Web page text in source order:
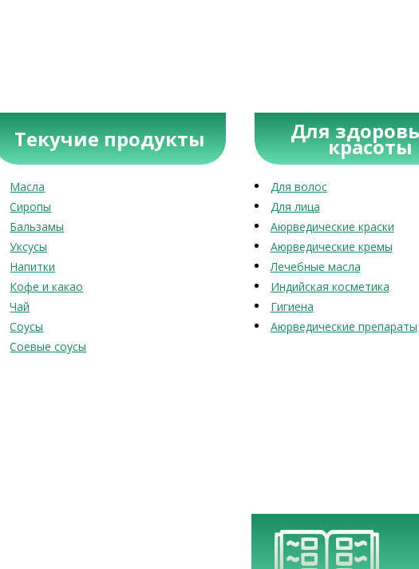
Текучие продукты
Масла
Сиропы
Бальзамы
Уксусы
Напитки
Кофе и какао
Чай
Соусы
Соевые соусы
Для
красоты
Для волос
Для лица
Аюрведические краски
Аюрведические кремы
Лечебные масла
Индийская косметика
Гигиена
Аюрведические препараты